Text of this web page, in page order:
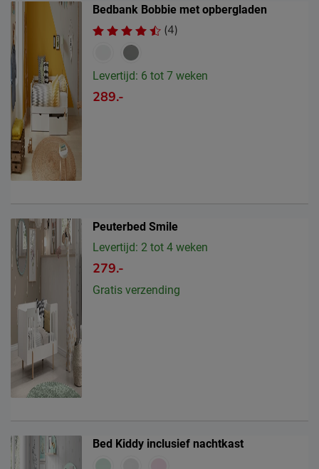
Bedbank Bobbie met opbergladen
(4)
Levertijd: 6 tot 7 weken
289.-
Peuterbed Smile
Levertijd: 2 tot 4 weken
279.-
Gratis verzending
Bed Kiddy inclusief nachtkast